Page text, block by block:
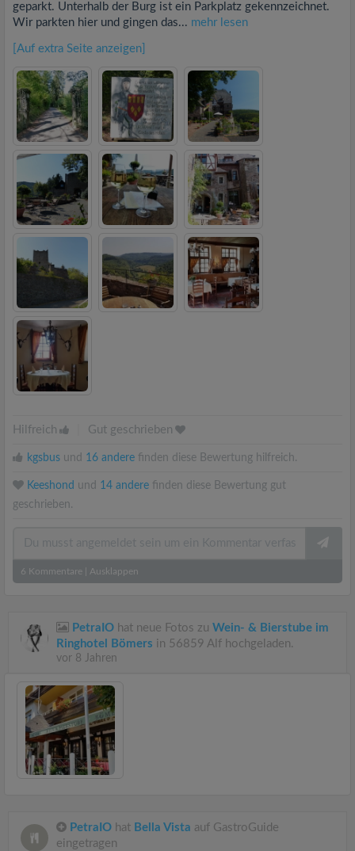
geparkt. Unterhalb der Burg ist ein Parkplatz gekennzeichnet.
Wir parkten hier und gingen das... mehr lesen
[Auf extra Seite anzeigen]
Hilfreich Gut geschrieben
kgsbus und 16 andere finden diese Bewertung hilfreich.
Keeshond und 14 andere finden diese Bewertung gut
geschrieben.
6 Kommentare Ausklappen
PetraIO hat neue Fotos zu Wein- & Bierstube im
Ringhotel Bömers in 56859 Alf hochgeladen.
vor 8 Jahren
PetraIO hat Bella Vista auf GastroGuide
eingetragen